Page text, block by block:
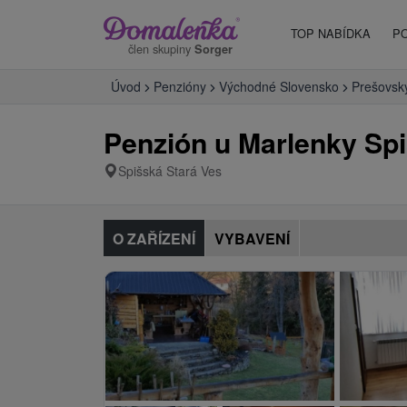
člen skupiny Sorger
TOP NABÍDKA
Úvod Penzióny Východné Slovensko
Penzión u Marlenky
Spišská Stará Ves
O ZAŘÍZENÍ VYBAVENÍ